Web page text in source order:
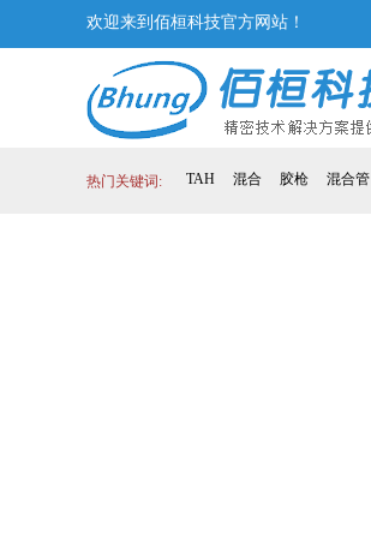
欢迎来到佰桓科技官方网站！
热门关键词: TAH 混合 胶枪 混合管